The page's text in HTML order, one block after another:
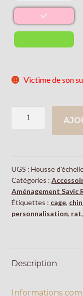
Victime de son
Petite
-
Savic
Royale
UGS : Housse
Catégories :
Aménagement Savic
Étiquettes : cage,
personnalisation, rat,
Description
Informations